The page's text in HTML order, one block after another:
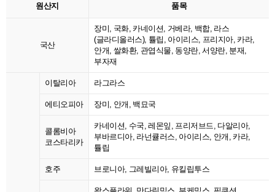
원산지 품목
국산
장미, 국화, 카네이션, 거베라, 백합, 라스
(글라디올러스), 튤립, 아이리스, 프리지아, 카라,
안개, 쌀화환, 관엽식물, 동양란, 서양란, 분재,
부자재
이탈리아 라그라스
에티오피아 장미, 안개, 백묘국
콜롬비아
코스타리카
카네이션, 수국, 레몬잎, 프리저브드, 다알리아,
부바르디아, 라넌큘러스, 아이리스, 안개, 카라,
튤립
호주 브로니아, 그레빌리아, 유킬립투스